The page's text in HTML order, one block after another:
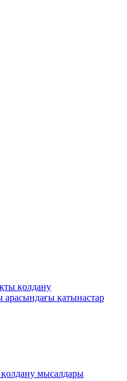
қолдану
қатынастар
қолдану мысалдары